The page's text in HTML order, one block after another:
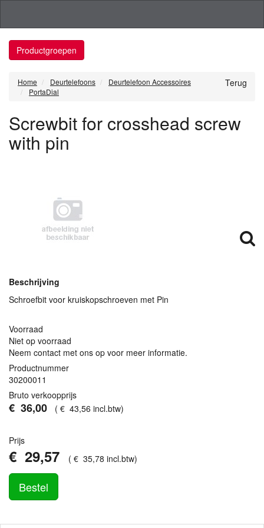
Productgroepen
Terug
Home Deurtelefoons
Deurtelefoon Accessoires
PortaDial
Screwbit for crosshead screw
with pin
Beschrijving
Schroefbit voor kruiskopschroeven met Pin
Voorraad
Niet op voorraad
Neem contact met ons op voor meer informatie.
Productnummer
30200011
Bruto verkoopprijs
€ 36,00 ( € 43,56 incl.btw)
Prijs
€ 29,57 ( € 35,78 incl.btw)
Bestel